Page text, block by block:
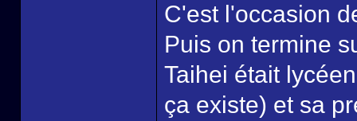
C'est l'occasion
Puis on termine
Taihei était
ça existe) et sa